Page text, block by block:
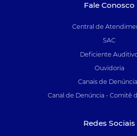
Fale Conosco
Central de
SAC
Deficiente
Ouvidoria
Canais de
Canal de Denúncia - Comitê
Redes Sociais